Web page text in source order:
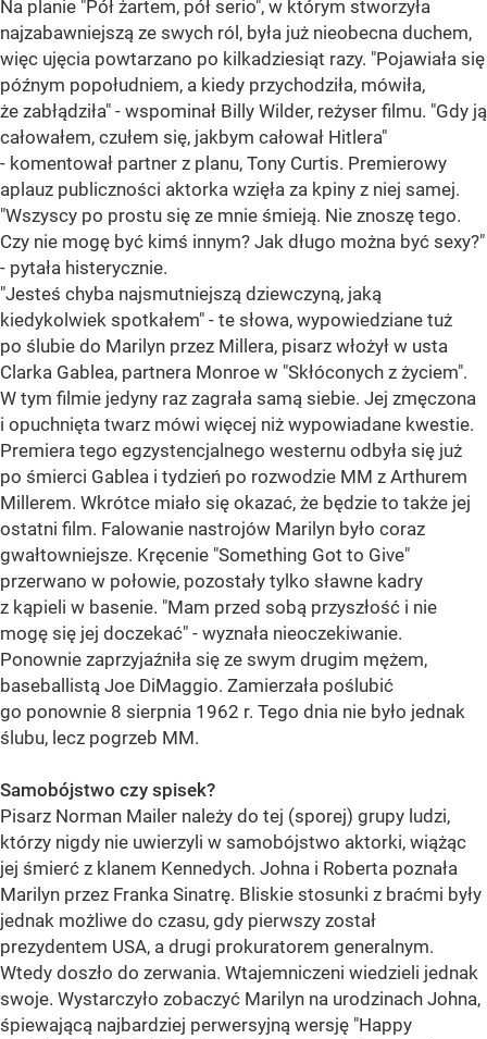
Na planie "Pół żartem, pół serio", w którym stworzyła
najzabawniejszą ze swych ról, była już nieobecna duchem,
więc ujęcia powtarzano po kilkadziesiąt razy. "Pojawiała się
późnym popołudniem, a kiedy przychodziła, mówiła,
że zabłądziła" - wspominał Billy Wilder, reżyser filmu. "Gdy ją
całowałem, czułem się, jakbym całował Hitlera"
- komentował partner z planu, Tony Curtis. Premierowy
aplauz publiczności aktorka wzięła za kpiny z niej samej.
"Wszyscy po prostu się ze mnie śmieją. Nie znoszę tego.
Czy nie mogę być kimś innym? Jak długo można być sexy?"
- pytała histerycznie.
"Jesteś chyba najsmutniejszą dziewczyną, jaką
kiedykolwiek spotkałem" - te słowa, wypowiedziane tuż
po ślubie do Marilyn przez Millera, pisarz włożył w usta
Clarka Gablea, partnera Monroe w "Skłóconych z życiem".
W tym filmie jedyny raz zagrała samą siebie. Jej zmęczona
i opuchnięta twarz mówi więcej niż wypowiadane kwestie.
Premiera tego egzystencjalnego westernu odbyła się już
po śmierci Gablea i tydzień po rozwodzie MM z Arthurem
Millerem. Wkrótce miało się okazać, że będzie to także jej
ostatni film. Falowanie nastrojów Marilyn było coraz
gwałtowniejsze. Kręcenie "Something Got to Give"
przerwano w połowie, pozostały tylko sławne kadry
z kąpieli w basenie. "Mam przed sobą przyszłość i nie
mogę się jej doczekać" - wyznała nieoczekiwanie.
Ponownie zaprzyjaźniła się ze swym drugim mężem,
baseballistą Joe DiMaggio. Zamierzała poślubić
go ponownie 8 sierpnia 1962 r. Tego dnia nie było jednak
ślubu, lecz pogrzeb MM.
Samobójstwo czy spisek?
Pisarz Norman Mailer należy do tej (sporej) grupy ludzi,
którzy nigdy nie uwierzyli w samobójstwo aktorki, wiążąc
jej śmierć z klanem Kennedych. Johna i Roberta poznała
Marilyn przez Franka Sinatrę. Bliskie stosunki z braćmi były
jednak możliwe do czasu, gdy pierwszy został
prezydentem USA, a drugi prokuratorem generalnym.
Wtedy doszło do zerwania. Wtajemniczeni wiedzieli jednak
swoje. Wystarczyło zobaczyć Marilyn na urodzinach Johna,
śpiewającą najbardziej perwersyjną wersję "Happy